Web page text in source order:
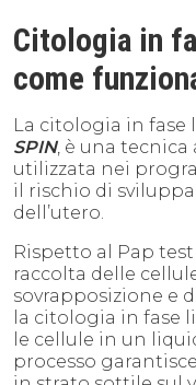
Citologia in
come
La citologia in fase
SPIN, è una tecnica
utilizzata nei
il rischio di
dell’utero.
Rispetto al Pap
raccolta delle
sovrapposizione e
la citologia in fase
le cellule in un
processo